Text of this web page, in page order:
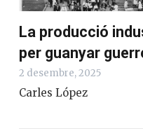
La producció
per guanyar
2 desembre, 2025
Carles López